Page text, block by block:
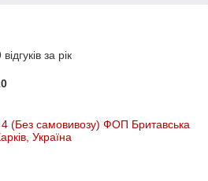
за рік
(Без самовивозу) ФОП Бритавська
Україна